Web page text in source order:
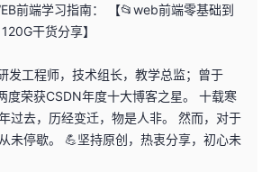
前端学习指南：
【📂web前端零基础到
干货分享】
发工程师，技术组长，教学总监；曾于
度荣获CSDN年度十大博客之星。 十载寒
过去，历经变迁，物是人非。 然而，对于
未停歇。 💪坚持原创，热衷分享，初心未